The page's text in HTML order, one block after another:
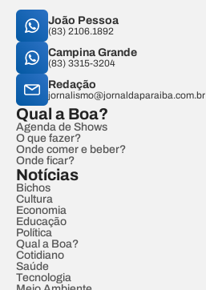
João Pessoa
(83) 2106.1892
Campina Grande
(83) 3315-3204
Redação
jornalismo@jornaldaparaiba.com.br
Qual a Boa?
Agenda de Shows
O que fazer?
Onde comer e beber?
Onde ficar?
Notícias
Bichos
Cultura
Economia
Educação
Política
Qual a Boa?
Cotidiano
Saúde
Tecnologia